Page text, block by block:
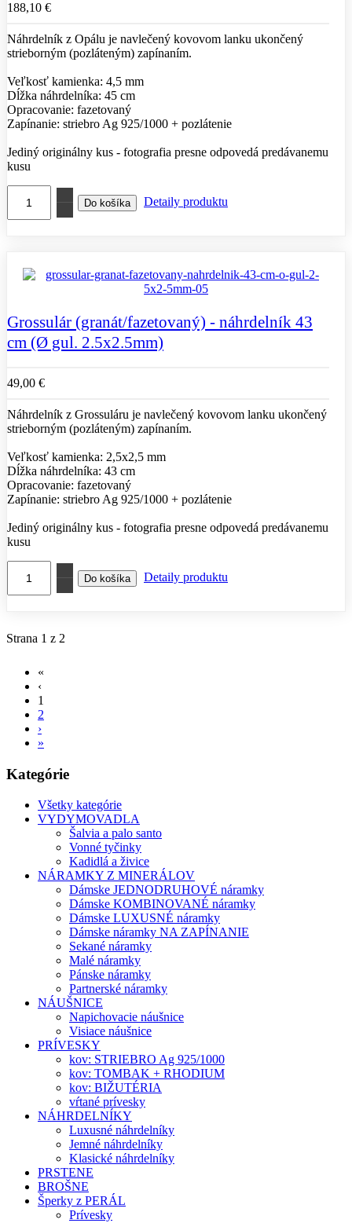
188,10 €
Náhrdelník z Opálu je navlečený kovovom lanku ukončený
strieborným (pozláteným) zapínaním.
Veľkosť kamienka: 4,5 mm
Dĺžka náhrdelníka: 45 cm
Opracovanie: fazetovaný
Zapínanie: striebro Ag 925/1000 + pozlátenie
Jediný originálny kus - fotografia presne odpovedá predávanemu
kusu
Detaily produktu
Grossulár (granát/fazetovaný) - náhrdelník 43
cm (Ø gul. 2.5x2.5mm)
49,00 €
Náhrdelník z Grossuláru je navlečený kovovom lanku ukončený
strieborným (pozláteným) zapínaním.
Veľkosť kamienka: 2,5x2,5 mm
Dĺžka náhrdelníka: 43 cm
Opracovanie: fazetovaný
Zapínanie: striebro Ag 925/1000 + pozlátenie
Jediný originálny kus - fotografia presne odpovedá predávanemu
kusu
Detaily produktu
Strana 1 z 2
«
‹
1
2
›
»
Kategórie
Všetky kategórie
VYDYMOVADLA
Šalvia a palo santo
Vonné tyčinky
Kadidlá a živice
NÁRAMKY Z MINERÁLOV
Dámske JEDNODRUHOVÉ náramky
Dámske KOMBINOVANÉ náramky
Dámske LUXUSNÉ náramky
Dámske náramky NA ZAPÍNANIE
Sekané náramky
Malé náramky
Pánske náramky
Partnerské náramky
NÁUŠNICE
Napichovacie náušnice
Visiace náušnice
PRÍVESKY
kov: STRIEBRO Ag 925/1000
kov: TOMBAK + RHODIUM
kov: BIŽUTÉRIA
vŕtané prívesky
NÁHRDELNÍKY
Luxusné náhrdelníky
Jemné náhrdelníky
Klasické náhrdelníky
PRSTENE
BROŠNE
Šperky z PERÁL
Prívesky